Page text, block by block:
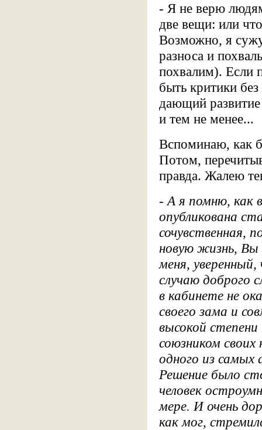
- Я не верю
две вещи: или
Возможно, я
разноса и
похвалим). Если
быть критики
дающий развитие
и тем не менее...
Вспоминаю, как
Потом,
правда. Жалею
- А я помню, как
опубликована
сочувственная,
новую жизнь, Вы
меня,
случаю доброго
в кабинете не
своего зама и
высокой
союзником
одного из самых
Решение было
человек
мере. И очень
как мог,